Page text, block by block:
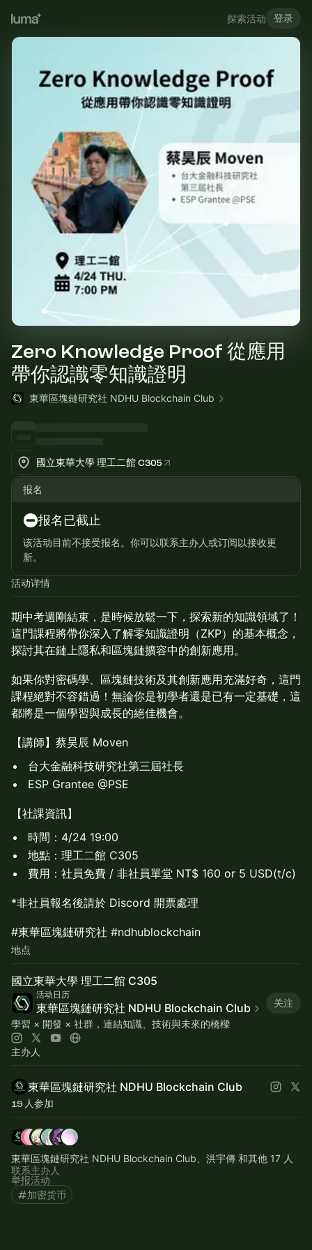
探索活动 登录
Zero Knowledge Proof 從應用
帶你認識零知識證明
東華區塊鏈研究社 NDHU Blockchain Club
國立東華大學 理工二館 C305
报名
报名已截止
该活动目前不接受报名。你可以联系主办人或订阅以接收更
新。
活动详情
期中考週剛結束，是時候放鬆一下，探索新的知識領域了！
這門課程將帶你深入了解零知識證明（ZKP）的基本概念，
探討其在鏈上隱私和區塊鏈擴容中的創新應用。
如果你對密碼學、區塊鏈技術及其創新應用充滿好奇，這門
課程絕對不容錯過！無論你是初學者還是已有一定基礎，這
都將是一個學習與成長的絕佳機會。
【講師】蔡昊辰 Moven
台大金融科技研究社第三屆社長
ESP Grantee @PSE
​【社課資訊】
時間：4/24 19:00
地點：理工二館 C305
費用：社員免費 / 非社員單堂 NT$ 160 or 5 USD(t/c)
​*非社員報名後請於 Discord 開票處理
​#東華區塊鏈研究社 #ndhublockchain
地点
國立東華大學 理工二館 C305
活动日历
東華區塊鏈研究社 NDHU Blockchain Club
关注
學習 × 開發 × 社群，連結知識、技術與未來的橋樑
主办人
東華區塊鏈研究社 NDHU Blockchain Club
19 人参加
東華區塊鏈研究社 NDHU Blockchain Club、洪宇傳 和其他 17 人
联系主办人
举报活动
加密货币